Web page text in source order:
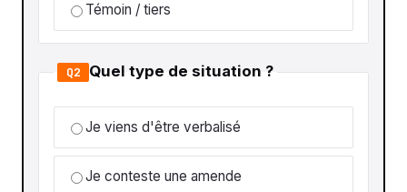
Témoin / tiers
Q2 Quel type de situation ?
Je viens d'être verbalisé
Je conteste une amende